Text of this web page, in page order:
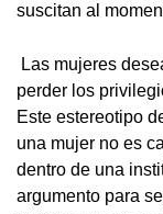
suscitan al
Las mujeres
perder los
Este estereotipo
una mujer no es
dentro de una
argumento para